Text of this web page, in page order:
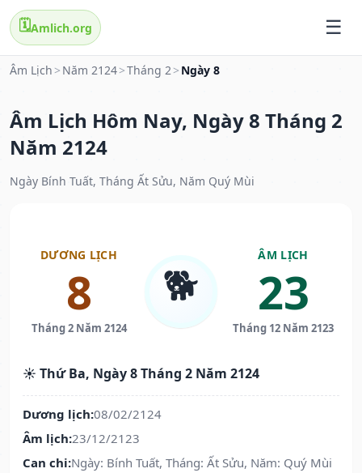
🗓️Amlich.org
Âm Lịch > Năm 2124>Tháng 2> Ngày 8
Âm Lịch Hôm Nay, Ngày 8 Tháng 2
Năm 2124
Ngày Bính Tuất, Tháng Ất Sửu, Năm Quý Mùi
DƯƠNG LỊCH
8
Tháng 2 Năm 2124
🐕
ÂM LỊCH
23
Tháng 12 Năm 2123
☀️ Thứ Ba, Ngày 8 Tháng 2 Năm 2124
Dương lịch:08/02/2124
Âm lịch:23/12/2123
Can chi:Ngày: Bính Tuất, Tháng: Ất Sửu, Năm: Quý Mùi